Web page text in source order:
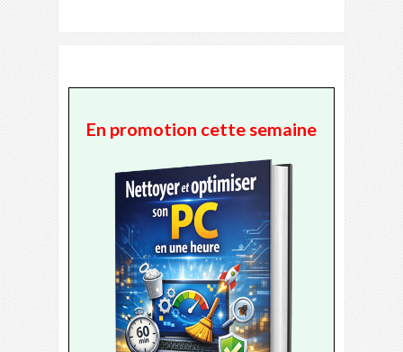
En promotion cette semaine